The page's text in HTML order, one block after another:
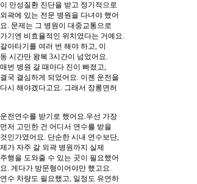
이 만성질환 진단을 받고 정기적으로
외곽에 있는 전문 병원을 다녀야 했어
요. 문제는 그 병원이 대중교통으로
가기엔 비효율적인 위치였다는 거예요.
갈아타기를 여러 번 해야 하고, 이
동 시간만 왕복 3시간이 넘었어요.
매번 병원 갈 때마다 진이 빠졌고,
결국 결심하게 되었어요. 이젠 운전을
다시 해야겠다고요. 그래서 장롱면허
운전연수를 받기로 했어요.우선 가장
먼저 고민한 건 어디서 연수를 받을
것인가였어요. 단순한 시내 연수보단,
제가 자주 갈 외곽 병원까지 실제
주행을 도와줄 수 있는 곳이 필요했어
요. 게다가 방문형이어야만 했고요.
연수 차량도 필요했고, 일정도 유연하